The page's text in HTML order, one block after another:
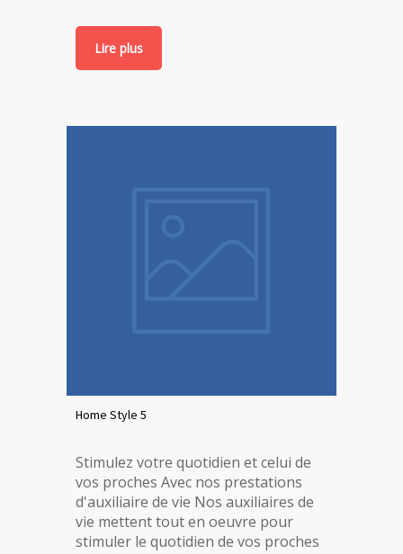
Lire plus
Home Style 5
Stimulez votre quotidien et celui de
vos proches Avec nos prestations
d'auxiliaire de vie Nos auxiliaires de
vie mettent tout en oeuvre pour
stimuler le quotidien de vos proches